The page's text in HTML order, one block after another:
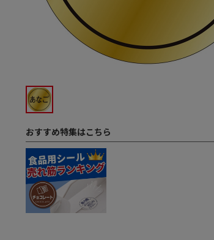
おすすめ特集はこちら